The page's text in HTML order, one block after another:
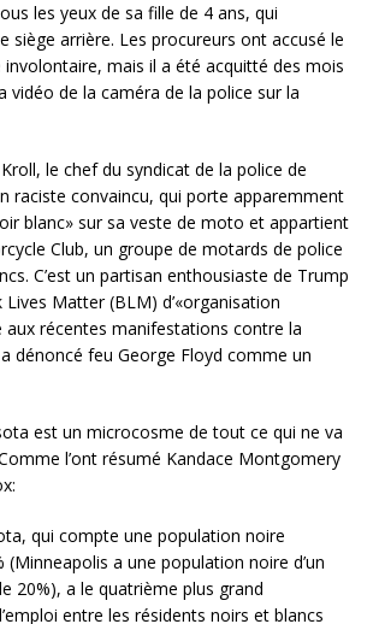
les yeux de sa fille de 4 ans, qui
siège arrière. Les procureurs ont accusé le
involontaire, mais il a été acquitté des mois
vidéo de la caméra de la police sur la
le chef du syndicat de la police de
raciste convaincu, qui porte apparemment
blanc» sur sa veste de moto et appartient
Club, un groupe de motards de police
C’est un partisan enthousiaste de Trump
Matter (BLM) d’«organisation
récentes manifestations contre la
dénoncé feu George Floyd comme un
est un microcosme de tout ce qui ne va
l’ont résumé Kandace Montgomery
qui compte une population noire
(Minneapolis a une population noire d’un
20%), a le quatrième plus grand
entre les résidents noirs et blancs